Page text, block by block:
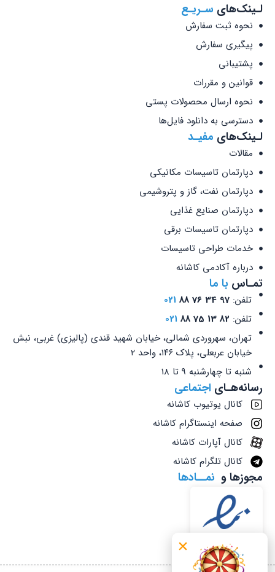
لـینک‌های سـریـع
نحوه ثبت سفارش
پیگیری سفارش
پشتیبانی
قوانین و مقررات
نحوه ارسال محصولات پستی
دسترسی به دانلود فایل‌ها
لـینک‌های مفیـد
مقالات
دپارتمان تاسیسات مکانیکی
دپارتمان نفت، گاز و پتروشیمی
دپارتمان صنایع غذایی
دپارتمان تاسیسات برقی
خدمات طراحی تاسیسات
درباره آکادمی کاشانه
تمـاس با ما
تلفن:97 34 76 88
021
تلفن: 82 13 75 88
021
تهران، سهروردی شمالی، خیابان شهید قندی (پالیزی) غربی، نبش
خیابان عربعلی، پلاک ۱۴۶، واحد ۲
شنبه تا چهارشنبه 9 تا 18
رسانه‌هـای اجتماعی
کانال یوتیوب کاشانه
صفحه اینستاگرام کاشانه
کانال آپارات کاشانه
کانال تلگرام کاشانه
مجوزها و نمــادها